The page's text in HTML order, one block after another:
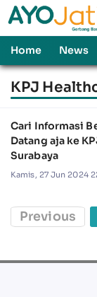
Home News
KPJ
Cari Informasi
Datang aja ke
Surabaya
Kamis, 27 Jun 2024
Previous